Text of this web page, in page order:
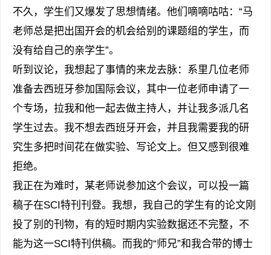
不久，学生们又爆发了思想情绪。他们嘀嘀咕咕：“马
老师总是把出国开会的机会给别的课题组的学生，而
没有给自己的亲学生”。
听到议论，我想起了事情的来龙去脉：系里几位老师
准备去西班牙参加国际会议，其中一位老师申请了一
个专场，拉我和他一起去做主持人，并让我多派几名
学生过去。我不想去西班牙开会，并且我需要我的研
究生多把时间花在做实验、写论文上。但又感到很难
拒绝。
我正在为难时，某老师说参加这个会议，可以投一篇
稿子在SCI特刊刊登。我想，我自己的学生有的论文刚
投了别的刊物，有的短时期内实验数据还不完整，不
能为这一SCI特刊供稿。而我的“师兄”和我合带的博士